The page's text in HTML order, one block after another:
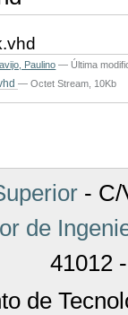
Paulino — Última
— Octet Stream, 10Kb
- C/
de
41012
de